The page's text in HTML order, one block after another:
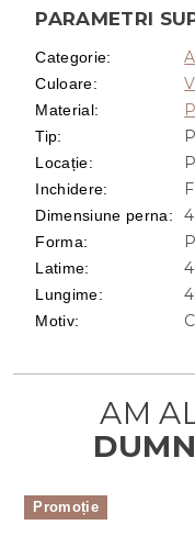
Promoție
PARAMETRI
Categorie:
Culoare:
Material:
Tip:
Locație:
Inchidere:
Dimensiune perna:
Forma:
Latime:
Lungime:
Motiv: